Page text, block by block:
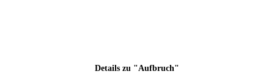
Details zu "Aufbruch"